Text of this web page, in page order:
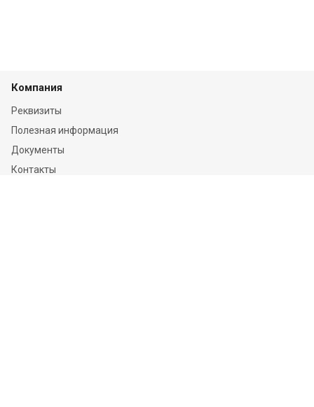
Компания
Реквизиты
Полезная информация
Документы
Контакты